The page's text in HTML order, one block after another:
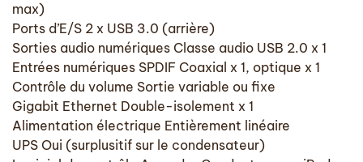
max)
Ports d’E/S 2 x USB 3.0 (arrière)
Sorties audio numériques Classe audio USB 2.0 x 1
Entrées numériques SPDIF Coaxial x 1, optique x 1
Contrôle du volume Sortie variable ou fixe
Gigabit Ethernet Double-isolement x 1
Alimentation électrique Entièrement linéaire
UPS Oui (surplusitif sur le condensateur)